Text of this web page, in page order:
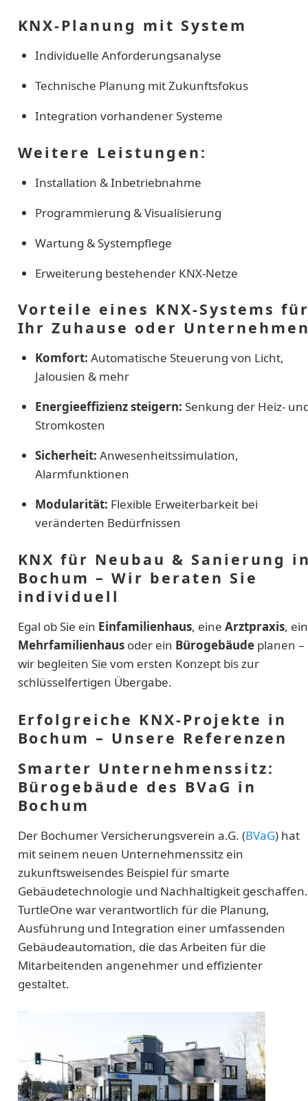
KNX-Planung mit System
Individuelle Anforderungsanalyse
Technische Planung mit Zukunftsfokus
Integration vorhandener Systeme
Weitere Leistungen:
Installation & Inbetriebnahme
Programmierung & Visualisierung
Wartung & Systempflege
Erweiterung bestehender KNX-Netze
Vorteile eines KNX-Systems
Ihr Zuhause oder
Komfort: Automatische Steuerung von Licht,
Jalousien & mehr
Energieeffizienz steigern: Senkung der Heiz-
Stromkosten
Sicherheit: Anwesenheitssimulation,
Alarmfunktionen
Modularität: Flexible Erweiterbarkeit bei
veränderten Bedürfnissen
KNX für Neubau & Sanierung
Bochum – Wir beraten Sie
individuell
Egal ob Sie ein Einfamilienhaus, eine Arztpraxis, ein
Mehrfamilienhaus oder ein Bürogebäude planen –
wir begleiten Sie vom ersten Konzept bis zur
schlüsselfertigen Übergabe.
Erfolgreiche KNX-Projekte in
Bochum – Unsere Referenzen
Smarter Unternehmenssitz:
Bürogebäude des BVaG in
Bochum
Der Bochumer Versicherungsverein a.G. (BVaG) hat
mit seinem neuen Unternehmenssitz ein
zukunftsweisendes Beispiel für smarte
Gebäudetechnologie und Nachhaltigkeit geschaffen.
TurtleOne war verantwortlich für die Planung,
Ausführung und Integration einer umfassenden
Gebäudeautomation, die das Arbeiten für die
Mitarbeitenden angenehmer und effizienter
gestaltet.